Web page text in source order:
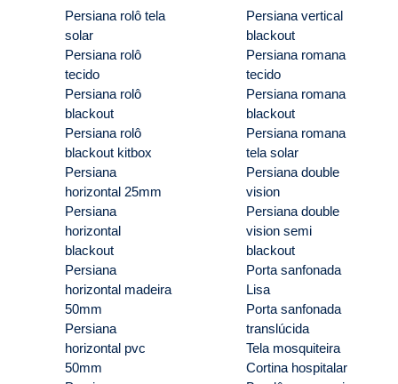
Persiana rolô tela
solar
Persiana rolô
tecido
Persiana rolô
blackout
Persiana rolô
blackout kitbox
Persiana
horizontal 25mm
Persiana
horizontal
blackout
Persiana
horizontal madeira
50mm
Persiana
horizontal pvc
50mm
Persiana vertical
blackout
Persiana romana
tecido
Persiana romana
blackout
Persiana romana
tela solar
Persiana double
vision
Persiana double
vision semi
blackout
Porta sanfonada
Lisa
Porta sanfonada
translúcida
Tela mosquiteira
Cortina hospitalar